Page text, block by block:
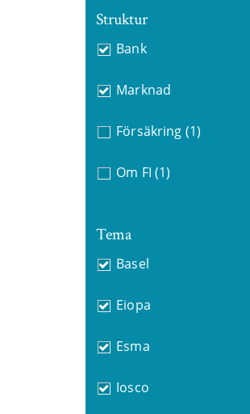
Struktur
Bank
Marknad
Försäkring (1)
Om FI (1)
Tema
Basel
Eiopa
Esma
Iosco